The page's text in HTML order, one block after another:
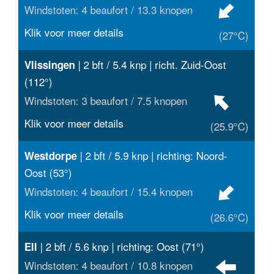
Windstoten: 4 beaufort / 13.3 knopen
(27°C)
Klik voor meer details
Vlissingen | 2 bft / 5.4 knp | richt. Zuid-Oost
(112°)
Windstoten: 3 beaufort / 7.5 knopen
(25.9°C)
Klik voor meer details
Westdorpe | 2 bft / 5.9 knp | richting: Noord-
Oost (53°)
Windstoten: 4 beaufort / 15.4 knopen
(26.6°C)
Klik voor meer details
Ell | 2 bft / 5.6 knp | richting: Oost (71°)
Windstoten: 4 beaufort / 10.8 knopen